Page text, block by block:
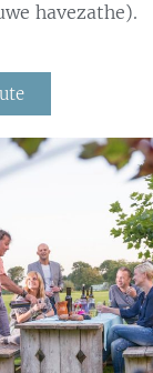
havezathe).